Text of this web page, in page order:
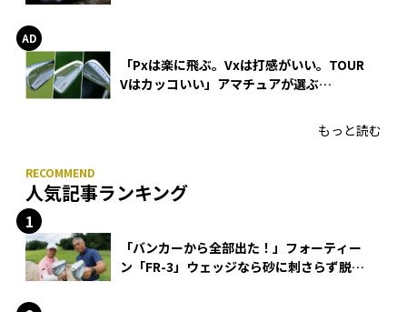
「Pxは楽に飛ぶ。Vxは打感がいい。TOUR
Vはカッコいい」アマチュアが選ぶ
もっと読む
人気記事ランキング
「バンカーから全部出た！」フォーティー
ン「FR-3」ウェッジなら砂に刺さらず脱出